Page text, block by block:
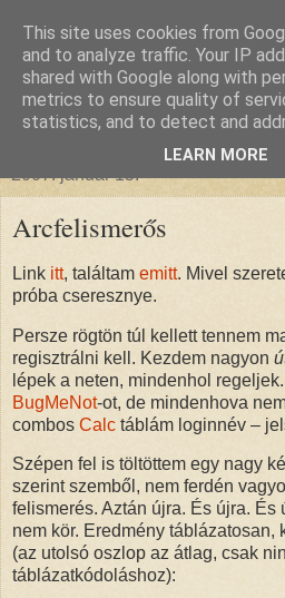
glanthor
egy tündebarát a való világban
2007. január 15.
Arcfelismerős
Link itt, találtam emitt. Mivel
próba cseresznye.
Persze rögtön túl kellett tennem
regisztrálni kell. Kezdem nagyon
lépek a neten, mindenhol
BugMeNot-ot, de mindenhova
combos Calc táblám loginnév –
Szépen fel is töltöttem egy nagy
szerint szemből, nem ferdén
felismerés. Aztán újra. És újra. És
nem kör. Eredmény táblázatosan,
(az utolsó oszlop az átlag, csak
táblázatkódoláshoz):
This site uses cookies from
and to analyze traffic. Your IP
shared with Google along with
metrics to ensure quality of
statistics, and to detect and
LEARN MORE